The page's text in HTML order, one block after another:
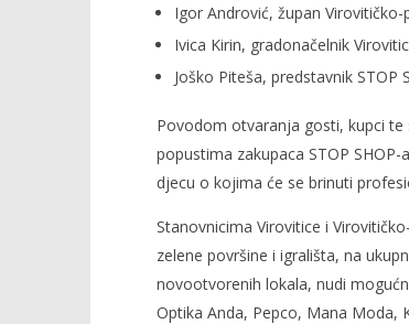
Igor Andrović, župan
Ivica Kirin, gradonačelnik
Joško Piteša, predstavnik
Povodom otvaranja gosti, kupci
popustima zakupaca STOP
djecu o kojima će se brinuti
Stanovnicima Virovitice i
zelene površine i igrališta, na
novootvorenih lokala, nudi
Optika Anda, Pepco, Mana Moda,